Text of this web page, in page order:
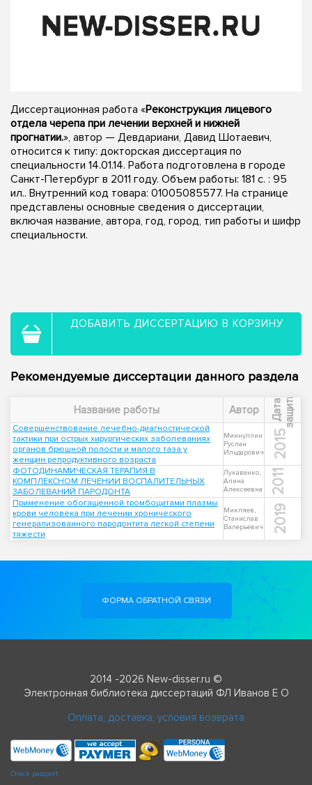
Диссертационная работа «Реконструкция лицевого
отдела черепа при лечении верхней и нижней
прогнатии.», автор — Девдариани, Давид Шотаевич,
относится к типу: докторская диссертация по
специальности 14.01.14. Работа подготовлена в городе
Санкт-Петербург в 2011 году. Объем работы: 181 с. : 95
ил.. Внутренний код товара: 01005085577. На странице
представлены основные сведения о диссертации,
включая название, автора, год, город, тип работы и шифр
специальности.
ДОБАВИТЬ ДИССЕРТАЦИЮ В КОРЗИНУ
Рекомендуемые диссертации данного раздела
Название работы Автор Д
а
т
а
з
а
щ
и
т ы
Совершенствование лечебно-диагностической
тактики при острых хирургических заболеваниях
органов брюшной полости и малого таза у
женщин репродуктивного возраста
Миннуллин
Руслан
Ильдарович
2015
ФОТОДИНАМИЧЕСКАЯ ТЕРАПИЯ В
КОМПЛЕКСНОМ ЛЕЧЕНИИ ВОСПАЛИТЕЛЬНЫХ
ЗАБОЛЕВАНИЙ ПАРОДОНТА
Лукавенко,
Алина
Алексеевна
2011
Применение обогащенной тромбоцитами плазмы
крови человека при лечении хронического
генерализованного пародонтита легкой степени
тяжести
Микляев,
Станислав
Валерьевич
2019
ФОРМА ОБРАТНОЙ СВЯЗИ
2014 -2026 New-disser.ru ©
Электронная библиотека диссертаций ФЛ Иванов Е О
Оплата, доставка, условия возврата
Check passport